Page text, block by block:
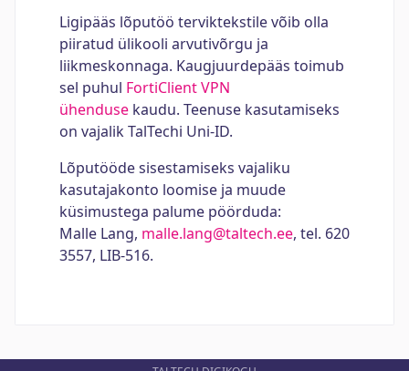
Ligipääs lõputöö terviktekstile võib olla
piiratud ülikooli arvutivõrgu ja
liikmeskonnaga. Kaugjuurdepääs toimub
sel puhul FortiClient VPN
ühenduse kaudu. Teenuse kasutamiseks
on vajalik TalTechi Uni-ID.
Lõputööde sisestamiseks vajaliku
kasutajakonto loomise ja muude
küsimustega palume pöörduda:
Malle Lang, malle.lang@taltech.ee, tel. 620
3557, LIB-516.